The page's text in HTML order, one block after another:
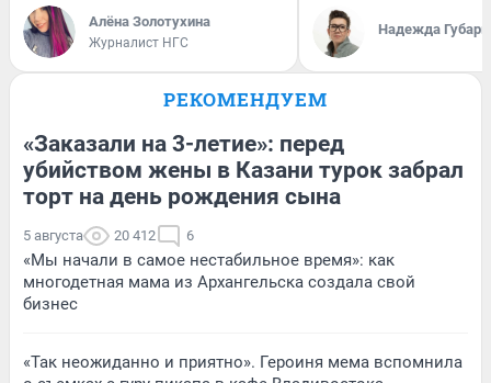
Алёна Золотухина
Журналист НГС
Надежда Губарь
РЕКОМЕНДУЕМ
«Заказали на 3-летие»: перед
убийством жены в Казани турок забрал
торт на день рождения сына
5 августа 20 412 6
«Мы начали в самое нестабильное время»: как
многодетная мама из Архангельска создала свой
бизнес
«Так неожиданно и приятно». Героиня мема вспомнила